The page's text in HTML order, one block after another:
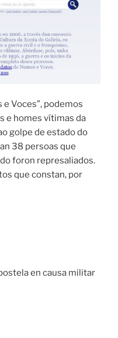
e Voces”, podemos
e homes vítimas da
golpe de estado do
38 persoas que
foron represaliados.
que constan, por
en causa militar